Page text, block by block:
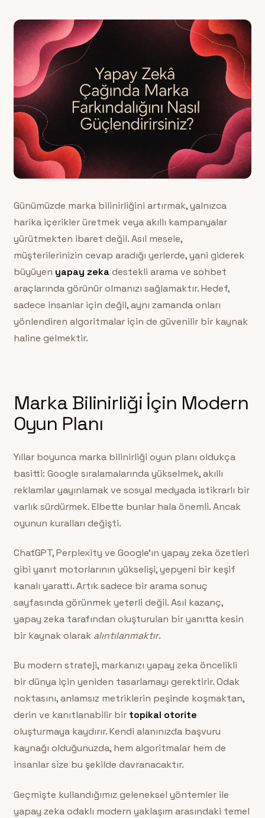
Günümüzde marka bilinirliğini artırmak, yalnızca
harika içerikler üretmek veya akıllı kampanyalar
yürütmekten ibaret değil. Asıl mesele,
müşterilerinizin cevap aradığı yerlerde, yani giderek
büyüyen yapay zeka destekli arama ve sohbet
araçlarında görünür olmanızı sağlamaktır. Hedef,
sadece insanlar için değil, aynı zamanda onları
yönlendiren algoritmalar için de güvenilir bir kaynak
haline gelmektir.
Marka Bilinirliği İçin Modern
Oyun Planı
Yıllar boyunca marka bilinirliği oyun planı oldukça
basitti: Google sıralamalarında yükselmek, akıllı
reklamlar yayınlamak ve sosyal medyada istikrarlı bir
varlık sürdürmek. Elbette bunlar hala önemli. Ancak
oyunun kuralları değişti.
ChatGPT, Perplexity ve Google’ın yapay zeka özetleri
gibi yanıt motorlarının yükselişi, yepyeni bir keşif
kanalı yarattı. Artık sadece bir arama sonuç
sayfasında görünmek yeterli değil. Asıl kazanç,
yapay zeka tarafından oluşturulan bir yanıtta kesin
bir kaynak olarak alıntılanmaktır.
Bu modern strateji, markanızı yapay zeka öncelikli
bir dünya için yeniden tasarlamayı gerektirir. Odak
noktasını, anlamsız metriklerin peşinde koşmaktan,
derin ve kanıtlanabilir bir topikal otorite
oluşturmaya kaydırır. Kendi alanınızda başvuru
kaynağı olduğunuzda, hem algoritmalar hem de
insanlar size bu şekilde davranacaktır.
Geçmişte kullandığımız geleneksel yöntemler ile
yapay zeka odaklı modern yaklaşım arasındaki temel